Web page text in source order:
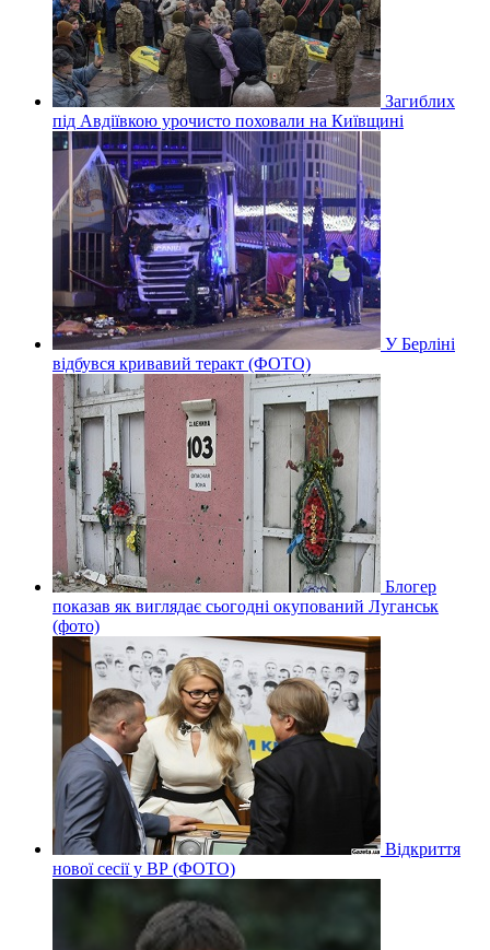
Загиблих
під Авдіївкою урочисто поховали на Київщині
У Берліні
відбувся кривавий теракт (ФОТО)
Блогер
показав як виглядає сьогодні окупований Луганськ
(фото)
Відкриття
нової сесії у ВР (ФОТО)